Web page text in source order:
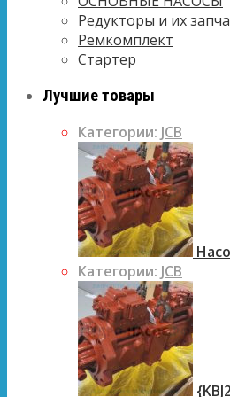
Редукторы и их
Ремкомплект
Стартер
Лучшие товары
Категории: JCB
Категории: JCB